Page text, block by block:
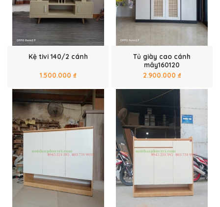
Kệ tivi 140/2 cánh
1.500.000 ₫
Tủ giày cao cánh
mây160120
2.900.000 ₫